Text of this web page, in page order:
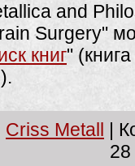
and
Surgery"
книг"
Criss Metall
|